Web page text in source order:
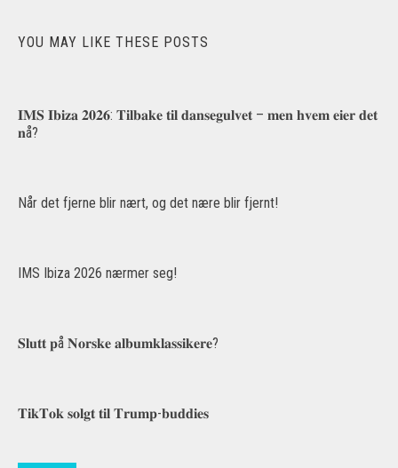
YOU MAY LIKE THESE POSTS
𝐈𝐌𝐒 𝐈𝐛𝐢𝐳𝐚 𝟐𝟎𝟐𝟔: 𝐓𝐢𝐥𝐛𝐚𝐤𝐞 𝐭𝐢𝐥 𝐝𝐚𝐧𝐬𝐞𝐠𝐮𝐥𝐯𝐞𝐭 – 𝐦𝐞𝐧 𝐡𝐯𝐞𝐦 𝐞𝐢𝐞𝐫 𝐝𝐞𝐭
𝐧å?
Når det fjerne blir nært, og det nære blir fjernt!
IMS Ibiza 2026 nærmer seg!
𝐒𝐥𝐮𝐭𝐭 𝐩å 𝐍𝐨𝐫𝐬𝐤𝐞 𝐚𝐥𝐛𝐮𝐦𝐤𝐥𝐚𝐬𝐬𝐢𝐤𝐞𝐫𝐞?
𝐓𝐢𝐤𝐓𝐨𝐤 𝐬𝐨𝐥𝐠𝐭 𝐭𝐢𝐥 𝐓𝐫𝐮𝐦𝐩-𝐛𝐮𝐝𝐝𝐢𝐞𝐬